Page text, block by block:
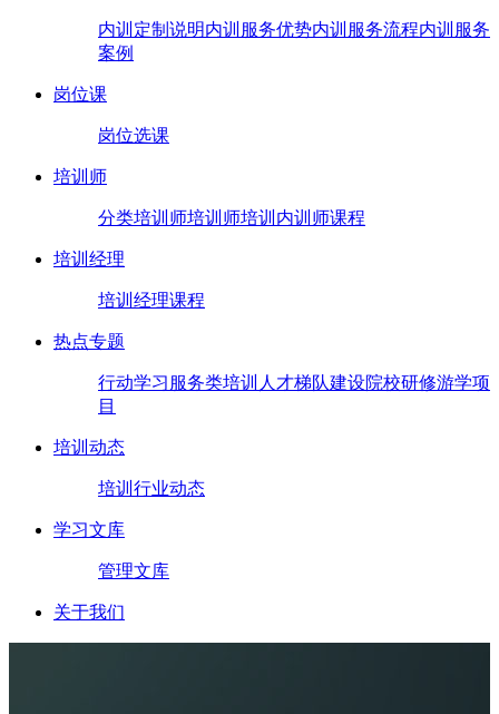
内训定制说明内训服务优势内训服务流程内训服务
案例
岗位课
岗位选课
培训师
分类培训师培训师培训 内训师课程
培训经理
培训经理课程
热点专题
行动学习 服务类培训 人才梯队建设院校研修游学项
目
培训动态
培训行业动态
学习文库
管理文库
关于我们